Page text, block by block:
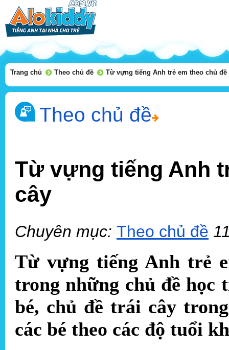
Trang chủ Theo chủ đề Từ vựng tiếng Anh trẻ em theo chủ đề
Theo chủ đề
Từ vựng tiếng Anh
cây
Chuyên mục: Theo chủ đề
Từ vựng tiếng Anh trẻ
trong những chủ đề học
bé, chủ đề trái cây
các bé theo các độ tuổi